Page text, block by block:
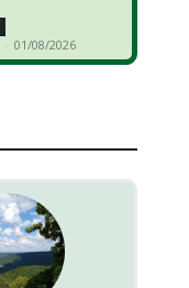
- 01/08/2026